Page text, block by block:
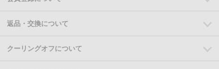
返品・交換について
クーリングオフについて